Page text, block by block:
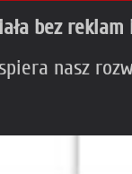
bez
nasz